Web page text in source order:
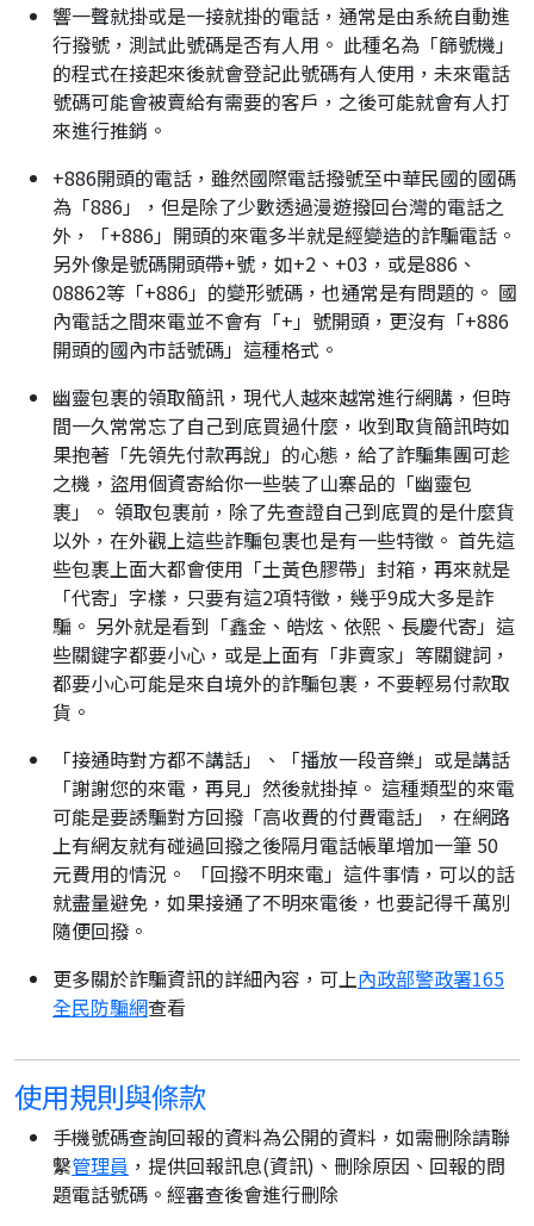
響一聲就掛或是一接就掛的電話，通常是由系統自動進
行撥號，測試此號碼是否有人用。 此種名為「篩號機」
的程式在接起來後就會登記此號碼有人使用，未來電話
號碼可能會被賣給有需要的客戶，之後可能就會有人打
來進行推銷。
+886開頭的電話，雖然國際電話撥號至中華民國的國碼
為「886」，但是除了少數透過漫遊撥回台灣的電話之
外，「+886」開頭的來電多半就是經變造的詐騙電話。
另外像是號碼開頭帶+號，如+2、+03，或是886、
08862等「+886」的變形號碼，也通常是有問題的。 國
內電話之間來電並不會有「+」號開頭，更沒有「+886
開頭的國內市話號碼」這種格式。
幽靈包裹的領取簡訊，現代人越來越常進行網購，但時
間一久常常忘了自己到底買過什麼，收到取貨簡訊時如
果抱著「先領先付款再說」的心態，給了詐騙集團可趁
之機，盜用個資寄給你一些裝了山寨品的「幽靈包
裹」。 領取包裹前，除了先查證自己到底買的是什麼貨
以外，在外觀上這些詐騙包裹也是有一些特徵。 首先這
些包裹上面大都會使用「土黃色膠帶」封箱，再來就是
「代寄」字樣，只要有這2項特徵，幾乎9成大多是詐
騙。 另外就是看到「鑫金、皓炫、依熙、長慶代寄」這
些關鍵字都要小心，或是上面有「非賣家」等關鍵詞，
都要小心可能是來自境外的詐騙包裹，不要輕易付款取
貨。
「接通時對方都不講話」、「播放一段音樂」或是講話
「謝謝您的來電，再見」然後就掛掉。 這種類型的來電
可能是要誘騙對方回撥「高收費的付費電話」，在網路
上有網友就有碰過回撥之後隔月電話帳單增加一筆 50
元費用的情況。 「回撥不明來電」這件事情，可以的話
就盡量避免，如果接通了不明來電後，也要記得千萬別
隨便回撥。
更多關於詐騙資訊的詳細內容，可上內政部警政署165
全民防騙網查看
使用規則與條款
手機號碼查詢回報的資料為公開的資料，如需刪除請聯
繫管理員 ，提供回報訊息(資訊)、刪除原因、回報的問
題電話號碼。經審查後會進行刪除